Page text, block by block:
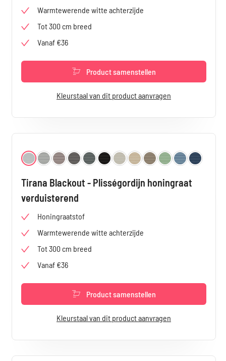
Warmtewerende witte achterzijde
Tot 300 cm breed
Vanaf €36
Product samenstellen
Kleurstaal van dit product aanvragen
Selecteer
Kleur
Gebroken Wit 2780
Grijs 2781Taupe 2782
Donkergrijs 2783
Blauw-Grijs 2784
Donkerbruin 2785
Créme 2786
Beige 2787
Donkerbeige 2788
Groen 2789
Lichtblauw
Tirana Blackout - Plisségordijn honingraat
verduisterend
Honingraatstof
Warmtewerende witte achterzijde
Tot 300 cm breed
Vanaf €36
Product samenstellen
Kleurstaal van dit product aanvragen